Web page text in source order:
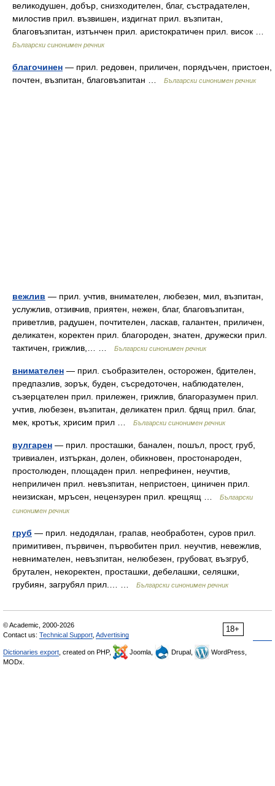
великодушен, добър, снизходителен, благ, състрадателен,
милостив прил. възвишен, издигнат прил. възпитан,
благовъзпитан, изтънчен прил. аристократичен прил. висок …
Български синонимен речник
благочинен — прил. редовен, приличен, порядъчен, пристоен,
почтен, възпитан, благовъзпитан …
Български синонимен речник
вежлив — прил. учтив, внимателен, любезен, мил, възпитан,
услужлив, отзивчив, приятен, нежен, благ, благовъзпитан,
приветлив, радушен, почтителен, ласкав, галантен, приличен,
деликатен, коректен прил. благороден, знатен, дружески прил.
тактичен, грижлив,… …
Български синонимен речник
внимателен — прил. съобразителен, осторожен, бдителен,
предпазлив, зорък, буден, съсредоточен, наблюдателен,
съзерцателен прил. прилежен, грижлив, благоразумен прил.
учтив, любезен, възпитан, деликатен прил. бдящ прил. благ,
мек, кротък, хрисим прил …
Български синонимен речник
вулгарен — прил. просташки, банален, пошъл, прост, груб,
тривиален, изтъркан, долен, обикновен, простонароден,
простолюден, площаден прил. непрефинен, неучтив,
неприличен прил. невъзпитан, непристоен, циничен прил.
неизискан, мръсен, нецензурен прил. крещящ …
Български
синонимен речник
груб — прил. недодялан, грапав, необработен, суров прил.
примитивен, първичен, първобитен прил. неучтив, невежлив,
невнимателен, невъзпитан, нелюбезен, грубоват, възгруб,
брутален, некоректен, просташки, дебелашки, селяшки,
грубиян, загрубял прил.… …
Български синонимен речник
18+
© Academic, 2000-2026
Contact us: Technical Support Advertising
Dictionaries export , created on PHP, Joomla, Drupal,
WordPress,
MODx.